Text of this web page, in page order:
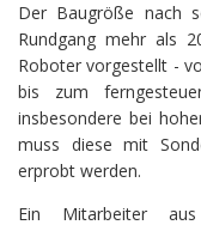
Der Baugröße nach
Rundgang mehr als
Roboter vorgestellt -
bis zum
insbesondere bei
muss diese mit
erprobt werden.
Ein Mitarbeiter